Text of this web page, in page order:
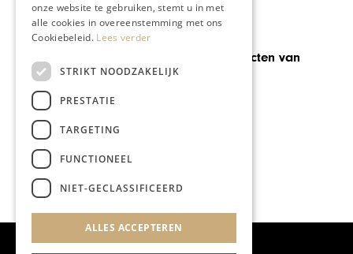
De streekproducten van
Eyserhalte
onze website te gebruiken, stemt u in met
alle cookies in overeenstemming met ons
Cookiebeleid. Lees verder
STRIKT NOODZAKELIJK
PRESTATIE
TARGETING
FUNCTIONEEL
NIET-GECLASSIFICEERD
ALLES ACCEPTEREN